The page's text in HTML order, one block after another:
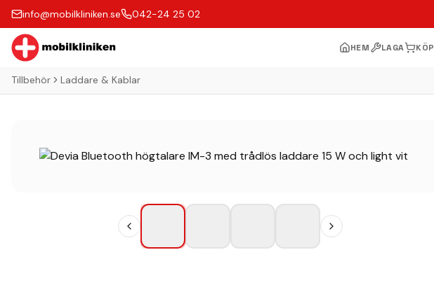
info@mobilkliniken.se 042-24 25 02
HEM LAGA KÖP
Tillbehör Laddare & Kablar